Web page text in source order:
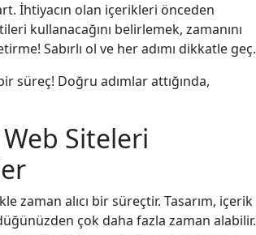
İhtiyacın olan içerikleri önceden
kullanacağını belirlemek, zamanını
Sabırlı ol ve her adımı dikkatle geç.
süreç! Doğru adımlar attığında,
Siteleri
zaman alıcı bir süreçtir. Tasarım, içerik
çok daha fazla zaman alabilir.